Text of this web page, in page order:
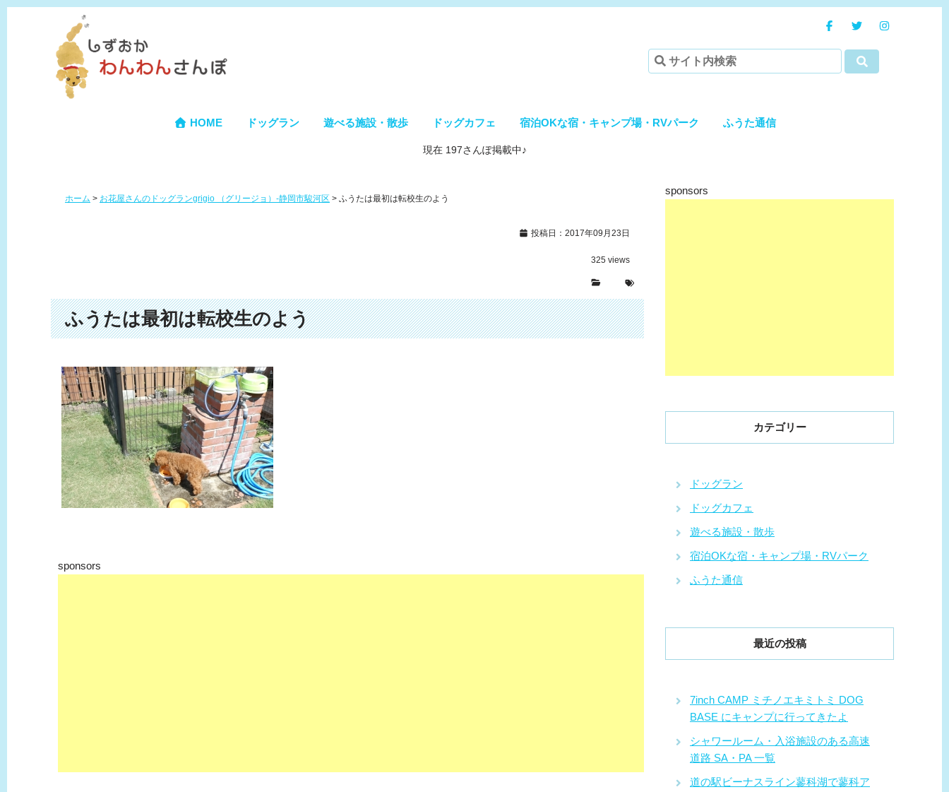
HOME ドッグラン 遊べる施設・散歩 ドッグカフェ 宿泊OKな宿・キャンプ場・RVパーク ふうた通信
現在 197さんぽ掲載中♪
ホーム > お花屋さんのドッグランgrigio （グリージョ）-静岡市駿河区 > ふうたは最初は転校生のよう
投稿日：2017年09月23日
325 views
ふうたは最初は転校生のよう
sponsors
sponsors
カテゴリー
ドッグラン
ドッグカフェ
遊べる施設・散歩
宿泊OKな宿・キャンプ場・RVパーク
ふうた通信
最近の投稿
7inch CAMP ミチノエキミトミ DOG
BASE にキャンプに行ってきたよ
シャワールーム・入浴施設のある高速
道路 SA・PA 一覧
道の駅ビーナスライン蓼科湖で蓼科ア